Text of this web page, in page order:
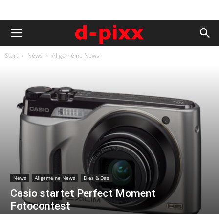
Start News Allgemeine News
News Allgemeine News Dies & Das
Casio startet Perfect Moment
Fotocontest